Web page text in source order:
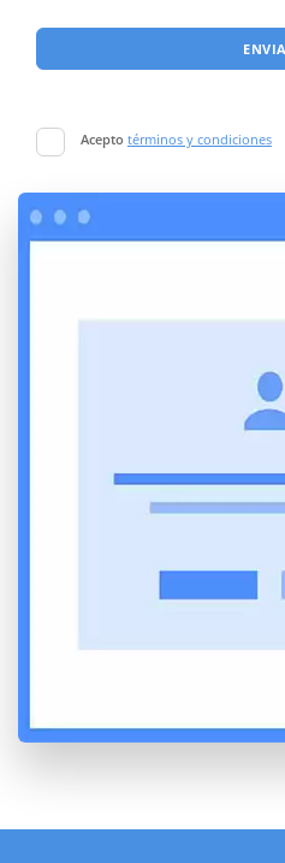
Acepto términos y condiciones